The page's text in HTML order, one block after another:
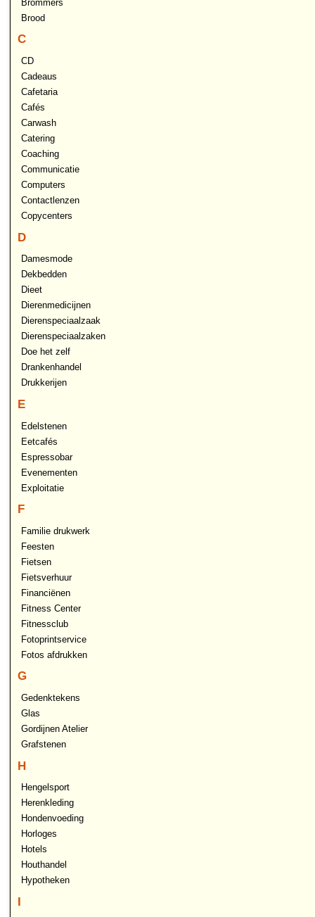
Brommers
Brood
C
CD
Cadeaus
Cafetaria
Cafés
Carwash
Catering
Coaching
Communicatie
Computers
Contactlenzen
Copycenters
D
Damesmode
Dekbedden
Dieet
Dierenmedicijnen
Dierenspeciaalzaak
Dierenspeciaalzaken
Doe het zelf
Drankenhandel
Drukkerijen
E
Edelstenen
Eetcafés
Espressobar
Evenementen
Exploitatie
F
Familie drukwerk
Feesten
Fietsen
Fietsverhuur
Financiënen
Fitness Center
Fitnessclub
Fotoprintservice
Fotos afdrukken
G
Gedenktekens
Glas
Gordijnen Atelier
Grafstenen
H
Hengelsport
Herenkleding
Hondenvoeding
Horloges
Hotels
Houthandel
Hypotheken
I